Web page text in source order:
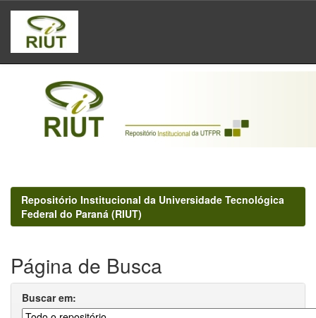
Skip
navigation
Repositório Institucional da Universidade Tecnológica
Federal do Paraná (RIUT)
Página de Busca
Buscar em: